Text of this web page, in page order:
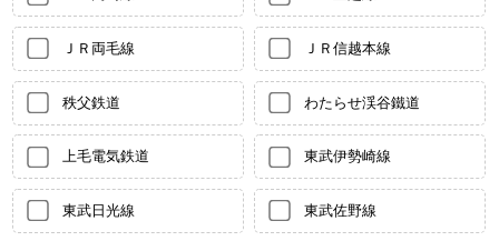
ＪＲ両毛線 ＪＲ信越本線
秩父鉄道 わたらせ渓谷鐵道
上毛電気鉄道 東武伊勢崎線
東武日光線 東武佐野線